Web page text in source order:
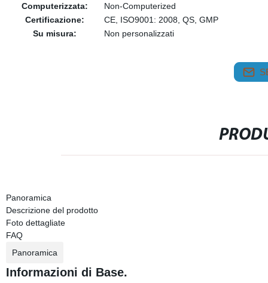
Computerizzata:
Non-Computerized
Certificazione:
CE, ISO9001: 2008, QS, GMP
Su misura:
Non personalizzati
Panoramica
Descrizione del prodotto
Foto dettagliate
FAQ
Panoramica
Informazioni di Base.